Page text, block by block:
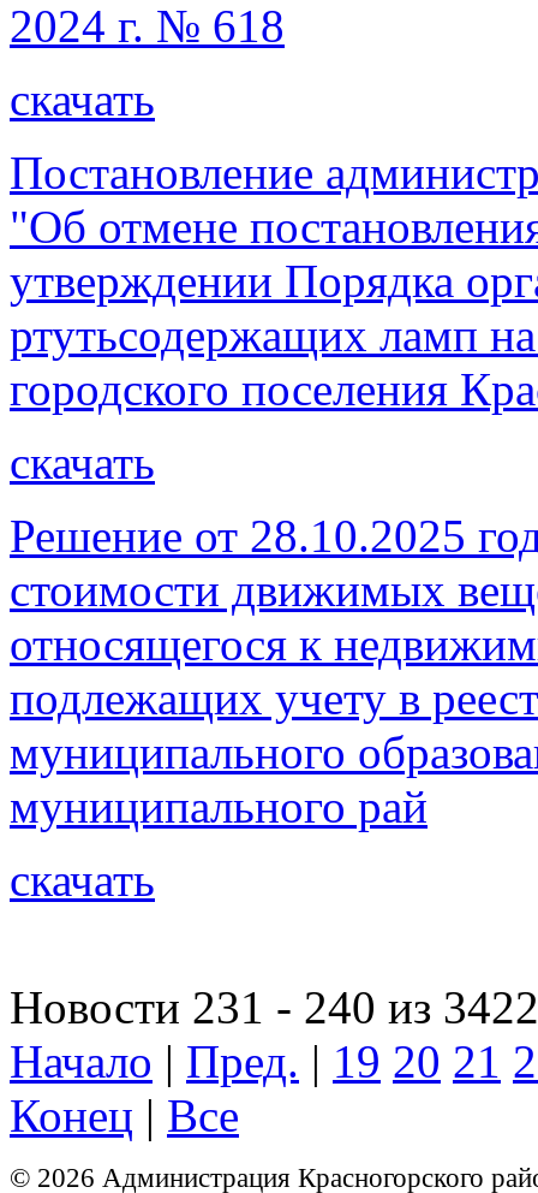
2024 г. № 618
скачать
Постановление
"Об отмене
утверждении Порядка
ртутьсодержащих ламп
городского поселения
скачать
Решение от 28.10.2025
стоимости движимых
относящегося к
подлежащих учету в
муниципального
муниципального рай
скачать
Новости 231 - 240 из 3422
Начало | Пред. | 19 20 21
Конец | Все
© 2026 Администрация Красногорского